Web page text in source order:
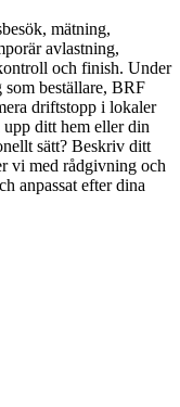
mätning,
avlastning,
och finish. Under
som beställare, BRF
driftstopp i lokaler
ditt hem eller din
sätt? Beskriv ditt
vi med rådgivning och
anpassat efter dina